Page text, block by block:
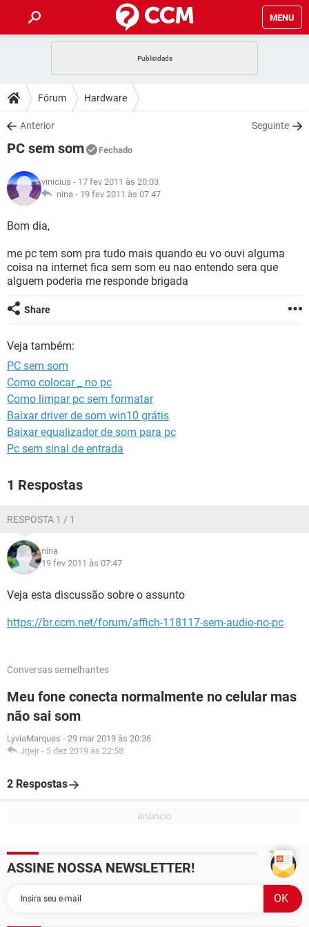
MENU
CELULAR
OUTLOOK
INSTAGRAM
GUIA DE COMPRAS
DICAS
JOGOS
INSTAGRAM
GUIA DE COMPRAS
DOWNLOADS
JOGOS
CELULAR
OUTLOOK
INSTAGRAM
JOGOS
CELULAR
OUTLOOK
INSTAGRAM GMAIL
GUIA DE COMPRAS
GLOSSÁRIO
JOGOS
OUTLOOK EXCEL
INSTAGRAM GMAIL
GUIA DE COMPRAS
Fórum Hardware
Anterior Seguinte
PC sem som Fechado
vinicius - 17 fev 2011 às 20:03
nina - 19 fev 2011 às 07:47
Bom dia,
me pc tem som pra tudo mais quando eu vo ouvi alguma
coisa na internet fica sem som eu nao entendo sera que
alguem poderia me responde brigada
Share
Veja também:
PC sem som
Como colocar _ no pc
Como limpar pc sem formatar
Baixar driver de som win10 grátis
Baixar equalizador de som para pc
Pc sem sinal de entrada
1 Respostas
RESPOSTA 1 / 1
nina
19 fev 2011 às 07:47
Veja esta discussão sobre o assunto
https://br.ccm.net/forum/affich-118117-sem-audio-no-pc
Conversas semelhantes
Meu fone conecta normalmente no celular mas
não sai som
LyviaMarques - 29 mar 2019 às 20:36
Jrjejr - 5 dez 2019 às 22:58
2 Respostas
ASSINE NOSSA NEWSLETTER!